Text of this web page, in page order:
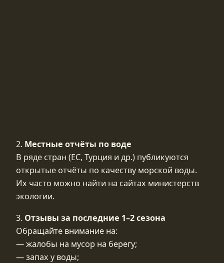
2. Местные отчёты по воде
В ряде стран (ЕС, Турция и др.) публикуются
открытые отчёты по качеству морской воды.
Их часто можно найти на сайтах министерств
экологии.
3. Отзывы за последние 1–2 сезона
Обращайте внимание на:
— жалобы на мусор на берегу;
— запах у воды;